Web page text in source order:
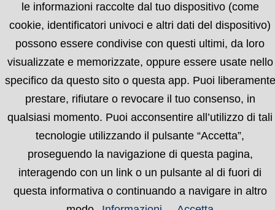
Chi siamo Condizioni Privacy Policy
Cookie
Policy
© 2008-2026 Valencia.it | tutti i diritti riservati |
P.IVA: 05722610481
le informazioni raccolte dal tuo dispositivo (come
cookie, identificatori univoci e altri dati del dispositivo)
possono essere condivise con questi ultimi, da loro
visualizzate e memorizzate, oppure essere usate nello
specifico da questo sito o questa app. Puoi liberamente
prestare, rifiutare o revocare il tuo consenso, in
qualsiasi momento. Puoi acconsentire all’utilizzo di tali
tecnologie utilizzando il pulsante “Accetta”,
proseguendo la navigazione di questa pagina,
interagendo con un link o un pulsante al di fuori di
questa informativa o continuando a navigare in altro